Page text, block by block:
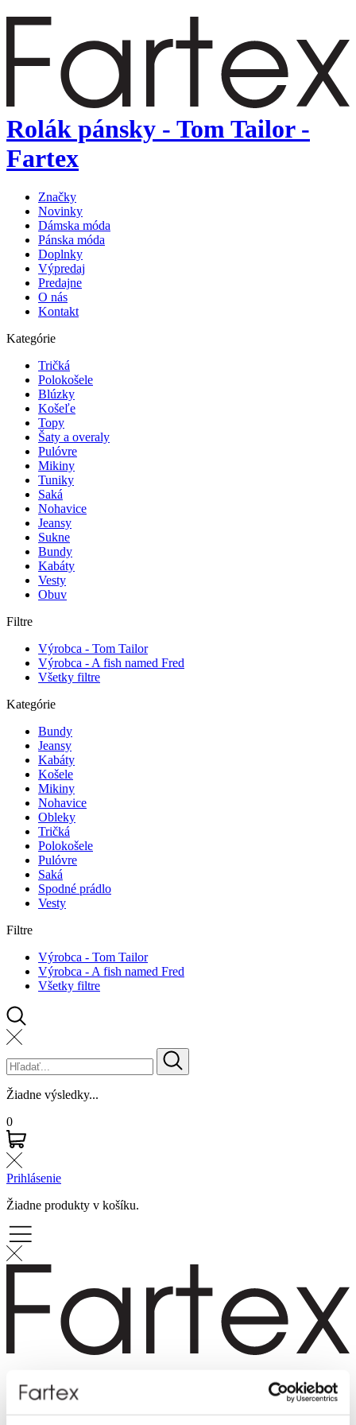
Rolák pánsky - Tom Tailor -
Fartex
Značky
Novinky
Dámska móda
Pánska móda
Doplnky
Výpredaj
Predajne
O nás
Kontakt
Kategórie
Tričká
Polokošele
Blúzky
Košeľe
Topy
Šaty a overaly
Pulóvre
Mikiny
Tuniky
Saká
Nohavice
Jeansy
Sukne
Bundy
Kabáty
Vesty
Obuv
Filtre
Výrobca - Tom Tailor
Výrobca - A fish named Fred
Všetky filtre
Kategórie
Bundy
Jeansy
Kabáty
Košele
Mikiny
Nohavice
Obleky
Tričká
Polokošele
Pulóvre
Saká
Spodné prádlo
Vesty
Filtre
Výrobca - Tom Tailor
Výrobca - A fish named Fred
Všetky filtre
Žiadne výsledky...
0
Prihlásenie
Žiadne produkty v košíku.
Novinky